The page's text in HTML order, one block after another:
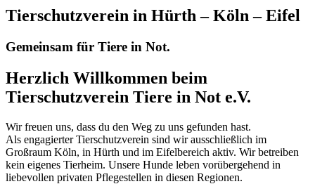
Tierschutzverein in Hürth – Köln – Eifel
Gemeinsam für Tiere in Not.
Herzlich Willkommen beim
Tierschutzverein Tiere in Not e.V.
Wir freuen uns, dass du den Weg zu uns gefunden hast.
Als engagierter Tierschutzverein sind wir ausschließlich im
Großraum Köln, in Hürth und im Eifelbereich aktiv. Wir betreiben
kein eigenes Tierheim. Unsere Hunde leben vorübergehend in
liebevollen privaten Pflegestellen in diesen Regionen.